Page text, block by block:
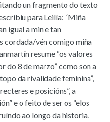
un fragmento do texto
para Leilía: “Miña
igual a min e tan
cordada/vén comigo miña
resume “os valores
do 8 de marzo” como son a
da rivalidade feminina”,
e posicións”, a
e o feito de ser os “elos
ao longo da historia.